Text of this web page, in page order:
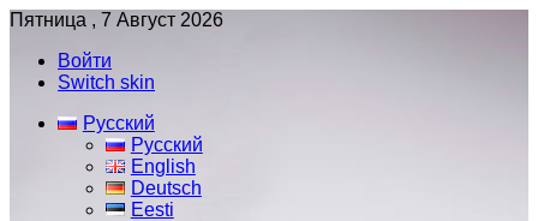
Пятница , 7 Август 2026
Войти
Switch skin
Русский
Русский
English
Deutsch
Eesti